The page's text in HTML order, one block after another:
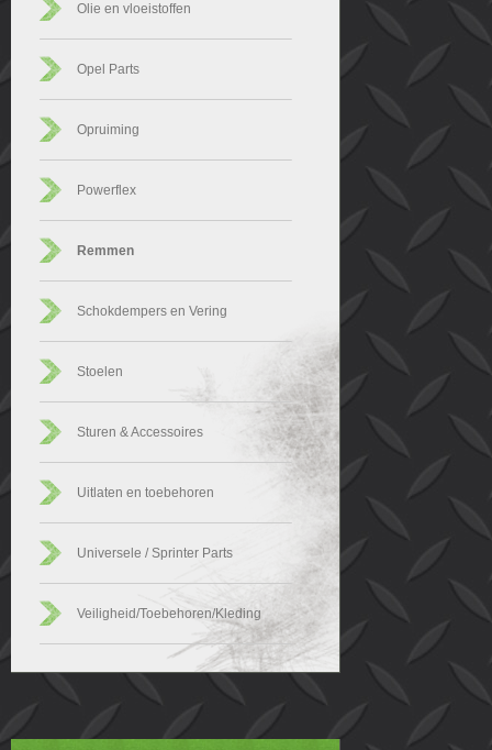
Olie en vloeistoffen
Opel Parts
Opruiming
Powerflex
Remmen
Schokdempers en Vering
Stoelen
Sturen & Accessoires
Uitlaten en toebehoren
Universele / Sprinter Parts
Veiligheid/Toebehoren/Kleding